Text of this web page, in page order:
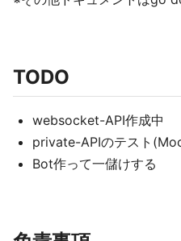
TODO
websocket-API作成中
private-APIのテスト
Bot作って一儲けする